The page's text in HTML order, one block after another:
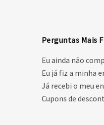
Perguntas Mais
Eu ainda não
Eu já fiz a minha
Já recebi o meu
Cupons de